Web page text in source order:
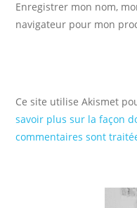
(facultatif)
Enregistrer mon nom,
navigateur pour mon
Ce site utilise Akismet
savoir plus sur la façon
commentaires sont